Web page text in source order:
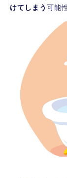
けてしまう可能